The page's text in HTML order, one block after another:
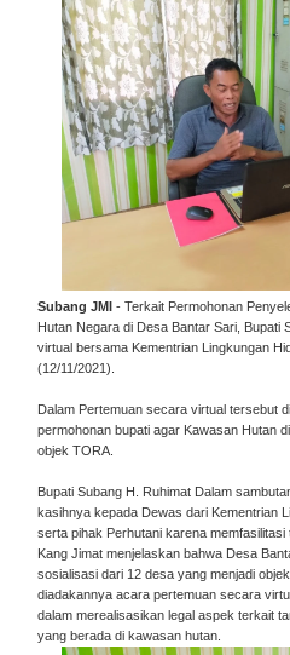
Subang JMI - Terkait Permohonan
Hutan Negara di Desa Bantar Sari, Bupati
virtual bersama Kementrian Lingkungan
(12/11/2021).
Dalam Pertemuan secara virtual tersebut
permohonan bupati agar Kawasan Hutan
objek TORA.
Bupati Subang H. Ruhimat Dalam
kasihnya kepada Dewas dari Kementrian
serta pihak Perhutani karena
Kang Jimat menjelaskan bahwa Desa
sosialisasi dari 12 desa yang menjadi
diadakannya acara pertemuan secara
dalam merealisasikan legal aspek terkait
yang berada di kawasan hutan.